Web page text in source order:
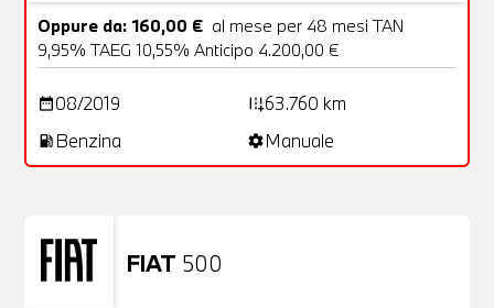
Oppure da: 160,00 € al mese per 48 mesi TAN
9,95% TAEG 10,55% Anticipo 4.200,00 €
date_range08/2019 add_road63.760 km
local_gas_station Benzina settingsManuale
FIAT 500
Usato